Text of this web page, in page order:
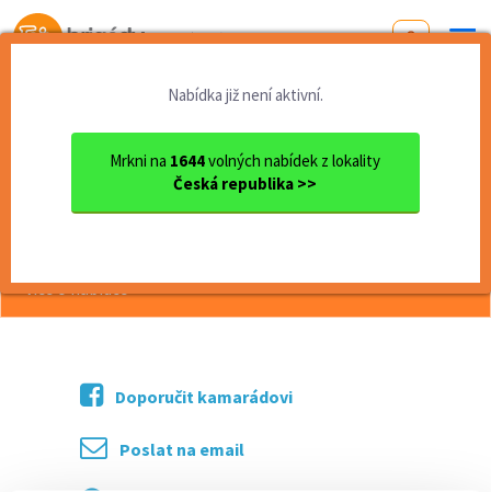
Od první brigády
Nabídka již není aktivní.
Mrkni na 1644volných nabídek z lokality
Česká republika >>
Zlínský kraj okres Zlín
DPP, DPČ - úklid pošty - Lu...
DPP, DPČ - úklid pošty - Luhačovice
více o nabídce >>
Doporučit kamarádovi
Poslat na email